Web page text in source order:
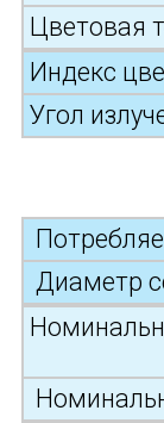
Цветовая
Индекс
Угол
Диаметр